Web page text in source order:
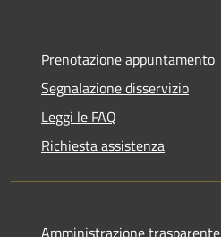
Prenotazione appuntamento
Segnalazione disservizio
Leggi le FAQ
Richiesta assistenza
Amministrazione trasparente